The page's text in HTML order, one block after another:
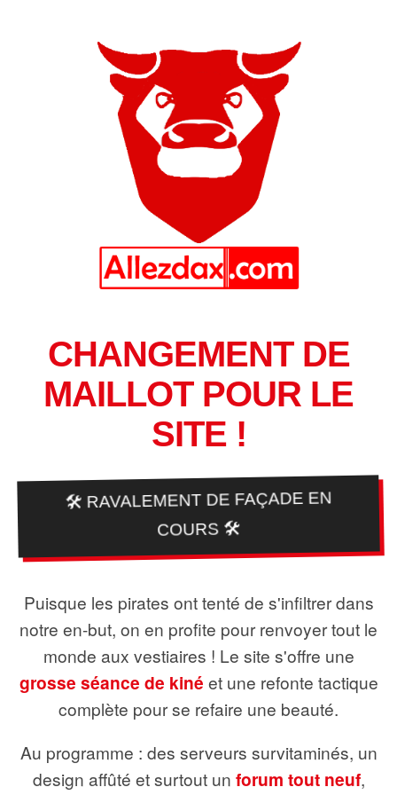
CHANGEMENT DE
MAILLOT POUR LE
SITE !
🛠️ RAVALEMENT DE FAÇADE EN
COURS 🛠️
Puisque les pirates ont tenté de s'infiltrer dans
notre en-but, on en profite pour renvoyer tout le
monde aux vestiaires ! Le site s'offre une
grosse séance de kiné et une refonte tactique
complète pour se refaire une beauté.
Au programme : des serveurs survitaminés, un
design affûté et surtout un forum tout neuf,